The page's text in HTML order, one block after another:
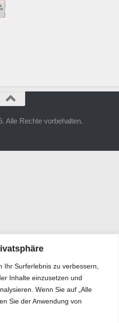
Ihr Surferlebnis zu verbessern,
Inhalte einzusetzen und
Wenn Sie auf „Alle
Sie der Anwendung von
Alle Rechte vorbehalten.